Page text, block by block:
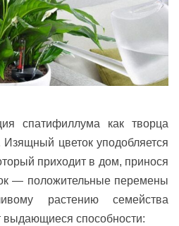
спатифиллума как творца
Изящный цветок уподобляется
приходит в дом, принося
— положительные перемены
растению семейства
способности: